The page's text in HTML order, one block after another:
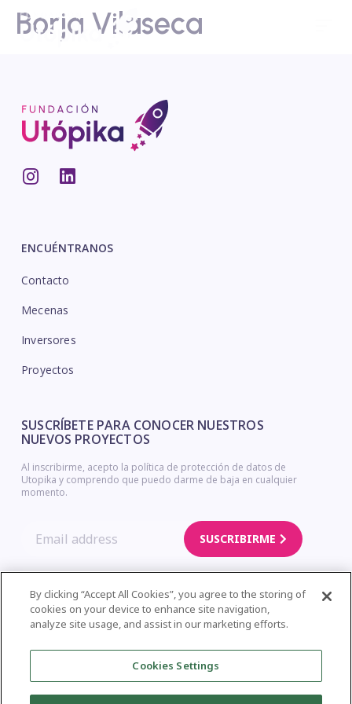
Borja Vilaseca
ENCUÉNTRANOS
Contacto
Mecenas
Inversores
Proyectos
SUSCRÍBETE PARA CONOCER NUESTROS
NUEVOS PROYECTOS
Al inscribirme, acepto la política de protección de datos de
Utopika y comprendo que puedo darme de baja en cualquier
momento.
SUSCRIBIRME
Copyright © Utopika. Legal Notice – Privacy Policy – Cookies Policy
| Web Design
By clicking “Accept All Cookies”, you agree to the storing of
cookies on your device to enhance site navigation,
analyze site usage, and assist in our marketing efforts.
Cookies Settings